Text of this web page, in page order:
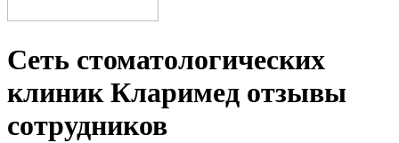
Сеть стоматологических
клиник Кларимед отзывы
сотрудников